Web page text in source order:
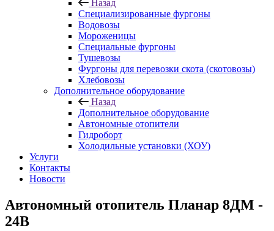
Назад
Специализированные фургоны
Водовозы
Мороженицы
Специальные фургоны
Тушевозы
Фургоны для перевозки скота (скотовозы)
Хлебовозы
Дополнительное оборудование
Назад
Дополнительное оборудование
Автономные отопители
Гидроборт
Холодильные установки (ХОУ)
Услуги
Контакты
Новости
Автономный отопитель Планар 8ДМ -
24В